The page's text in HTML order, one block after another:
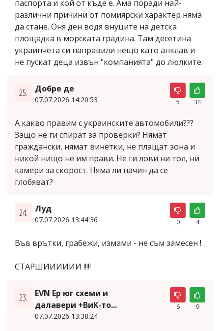
паспорта и кой от къде е. Ама поради най-
различни причини от помиярски характер няма
да стане. Оня ден водя внуците на детска
площадка в морската градина. Там десетина
украинчета си направили нещо като анклав и
не пускат деца извън "компанията" до люлките.
25. Дoбре де
07.07.2026 14:20:53 5 34
А какво правим с украинските автомобили???
Защо не ги спират за проверки? Нямат
граждански, нямат винетки, не плащат зона и
никой нищо не им прави. Не ги лови ни тол, ни
камери за скорост. Няма ли начин да се
глобяват?
24. Луд
07.07.2026 13:44:36 0 4
Във врътки, грабежи, измами - не съм замесен !
СТАРШИИИИИИ !!!!!
23.
EVN Ер юг схеми и
далавери +ВиК-то...
07.07.2026 13:38:24
6 9